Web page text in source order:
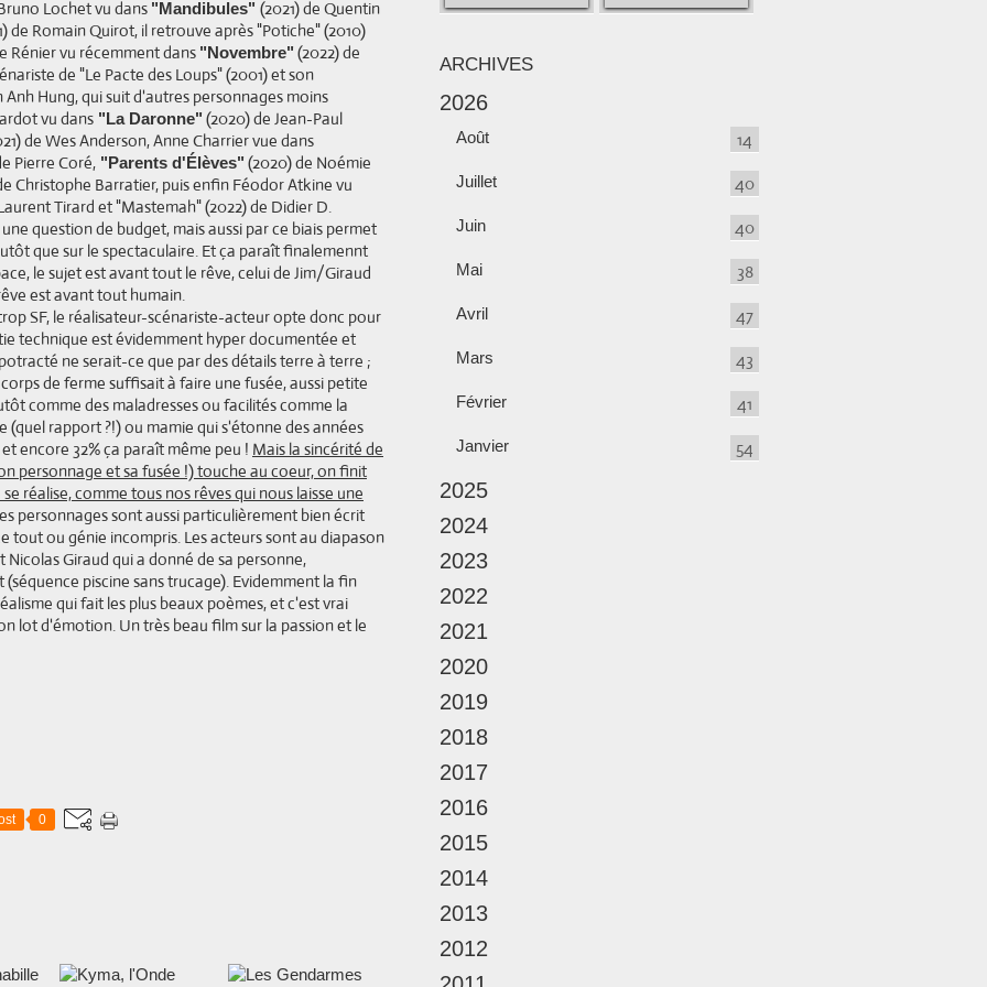
Lochet vu dans "Mandibules" (2021) de Quentin
de Romain Quirot, il retrouve après "Potiche" (2010)
Rénier vu récemment dans "Novembre" (2022) de
de "Le Pacte des Loups" (2001) et son
Anh Hung, qui suit d'autres personnages moins
vu dans "La Daronne" (2020) de Jean-Paul
de Wes Anderson, Anne Charrier vue dans
Pierre Coré, "Parents d'Élèves" (2020) de Noémie
Christophe Barratier, puis enfin Féodor Atkine vu
Tirard et "Mastemah" (2022) de Didier D.
question de budget, mais aussi par ce biais permet
que sur le spectaculaire. Et ça paraît finalemennt
le sujet est avant tout le rêve, celui de Jim/Giraud
est avant tout humain.
SF, le réalisateur-scénariste-acteur opte donc pour
technique est évidemment hyper documentée et
ne serait-ce que par des détails terre à terre ;
de ferme suffisait à faire une fusée, aussi petite
comme des maladresses ou facilités comme la
(quel rapport ?!) ou mamie qui s'étonne des années
encore 32% ça paraît même peu ! Mais la sincérité de
personnage et sa fusée !) touche au coeur, on finit
réalise, comme tous nos rêves qui nous laisse une
personnages sont aussi particulièrement bien écrit
tout ou génie incompris. Les acteurs sont au diapason
Giraud qui a donné de sa personne,
piscine sans trucage). Evidemment la fin
qui fait les plus beaux poèmes, et c'est vrai
lot d'émotion. Un très beau film sur la passion et le
0
ARCHIVES
2026
Août 14
Juillet 40
Juin 40
Mai 38
Avril 47
Mars 43
Février 41
Janvier 54
2025
2024
2023
2022
2021
2020
2019
2018
2017
2016
2015
2014
2013
2012